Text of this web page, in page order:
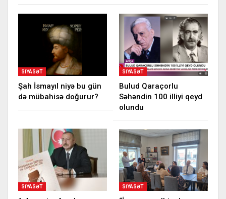
SIYASƏT
Şah İsmayıl niyə bu gün
də mübahisə doğurur?
SIYASƏT
Bulud Qaraçorlu
Səhəndin 100 illiyi qeyd
olundu
SIYASƏT SIYASƏT